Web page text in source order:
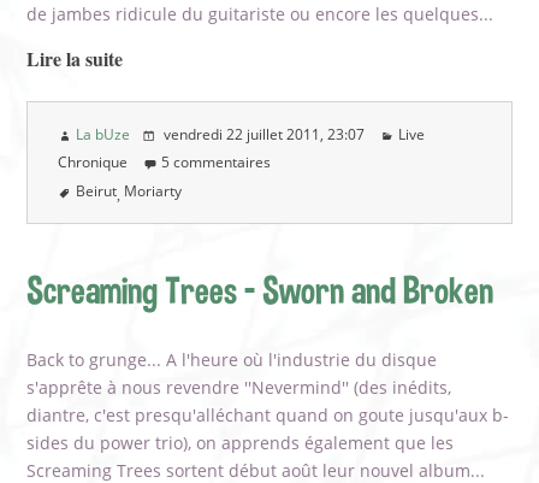
de jambes ridicule du guitariste ou encore les quelques...
Lire la suite
La bUze vendredi 22 juillet 2011 , 23:07
Live
Chronique
5 commentaires
Beirut Moriarty
Screaming Trees - Sworn and Broken
Back to grunge... A l'heure où l'industrie du disque
s'apprête à nous revendre ''Nevermind'' (des inédits,
diantre, c'est presqu'alléchant quand on goute jusqu'aux b-
sides du power trio), on apprends également que les
Screaming Trees sortent début août leur nouvel album...